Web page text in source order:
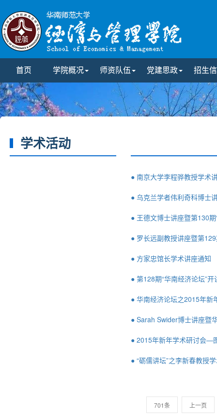
首页 学院概况 师资队伍 党建思政 招生
学术活动
● 南京大学李程骅教授学术
● 乌克兰学者伟利奇科博士
● 王德文博士讲座暨第130
● 罗长远副教授讲座暨第
● 方家忠馆长学术讲座通知
● 第128期“华南经济论坛”开
● 华南经济论坛之2015年新
● Sarah Swider博士讲座暨
● 2015年新年学术研讨会—
● “砺儒讲坛”之李新春教授
701条 上一页